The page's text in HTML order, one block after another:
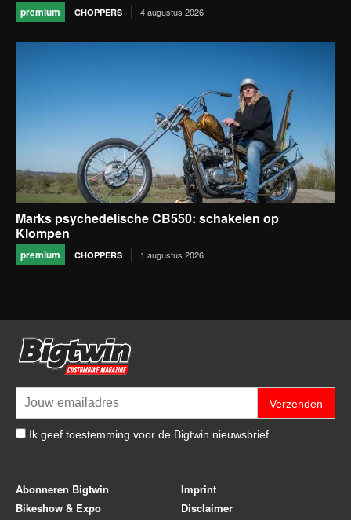
premium CHOPPERS 4 augustus 2026
Marks psychedelische CB550: schakelen op
Klompen
premium CHOPPERS 1 augustus 2026
Verzenden
Ik geef toestemming voor de Bigtwin nieuwsbrief.
Abonneren Bigtwin
Bikeshow & Expo
Imprint
Disclaimer